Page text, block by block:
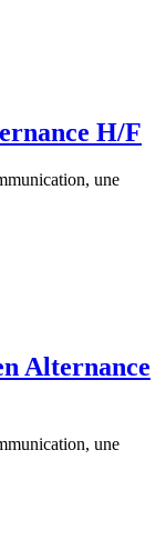
H/F
une
Alternance
une